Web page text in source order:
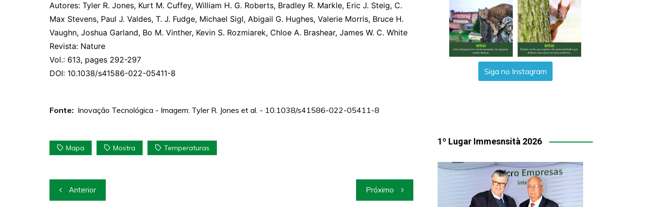
Autores: Tyler R. Jones, Kurt M. Cuffey, William H. G. Roberts, Bradley R. Markle, Eric J. Steig, C.
Max Stevens, Paul J. Valdes, T. J. Fudge, Michael Sigl, Abigail G. Hughes, Valerie Morris, Bruce H.
Vaughn, Joshua Garland, Bo M. Vinther, Kevin S. Rozmiarek, Chloe A. Brashear, James W. C. White
Revista: Nature
Vol.: 613, pages 292-297
DOI: 10.1038/s41586-022-05411-8
Fonte: Inovação Tecnológica - Imagem: Tyler R. Jones et al. - 10.1038/s41586-022-05411-8
Mapa Mostra Temperaturas
Navegação
Anterior Próximo
Siga no Instagram
1º Lugar Immesnsità 2026